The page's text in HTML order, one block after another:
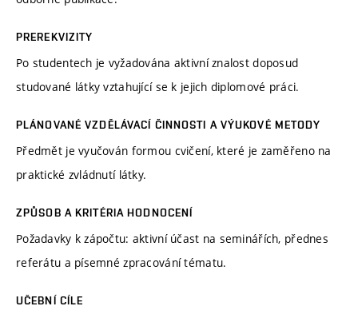
PREREKVIZITY
Po studentech je vyžadována aktivní znalost doposud
studované látky vztahující se k jejich diplomové práci.
PLÁNOVANÉ VZDĚLÁVACÍ ČINNOSTI A VÝUKOVÉ METODY
Předmět je vyučován formou cvičení, které je zaměřeno na
praktické zvládnutí látky.
ZPŮSOB A KRITÉRIA HODNOCENÍ
Požadavky k zápočtu: aktivní účast na seminářích, přednes
referátu a písemné zpracování tématu.
UČEBNÍ CÍLE